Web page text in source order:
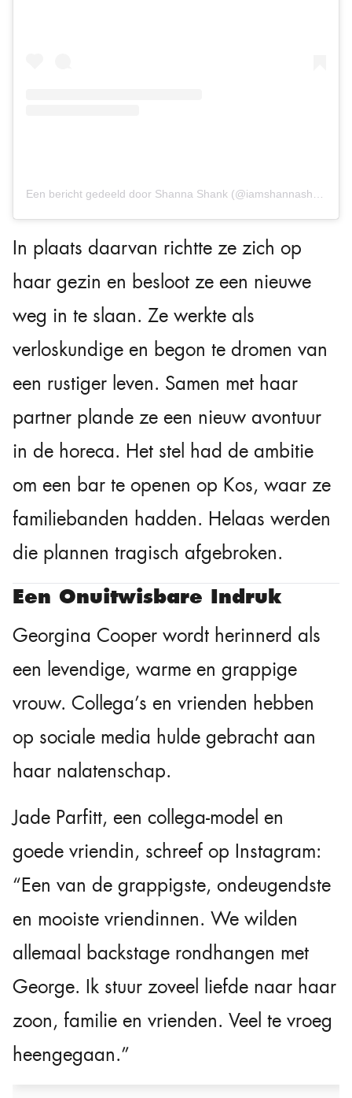
In plaats daarvan richtte ze zich op
haar gezin en besloot ze een nieuwe
weg in te slaan. Ze werkte als
verloskundige en begon te dromen van
een rustiger leven. Samen met haar
partner plande ze een nieuw avontuur
in de horeca. Het stel had de ambitie
om een bar te openen op Kos, waar ze
familiebanden hadden. Helaas werden
die plannen tragisch afgebroken.
Een Onuitwisbare Indruk
Georgina Cooper wordt herinnerd als
een levendige, warme en grappige
vrouw. Collega’s en vrienden hebben
op sociale media hulde gebracht aan
haar nalatenschap.
Jade Parfitt, een collega-model en
goede vriendin, schreef op Instagram:
“Een van de grappigste, ondeugendste
en mooiste vriendinnen. We wilden
allemaal backstage rondhangen met
George. Ik stuur zoveel liefde naar haar
zoon, familie en vrienden. Veel te vroeg
heengegaan.”